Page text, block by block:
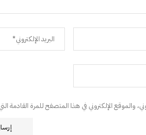
والموقع الإلكتروني في هذا المتصفح للمرة القادمة